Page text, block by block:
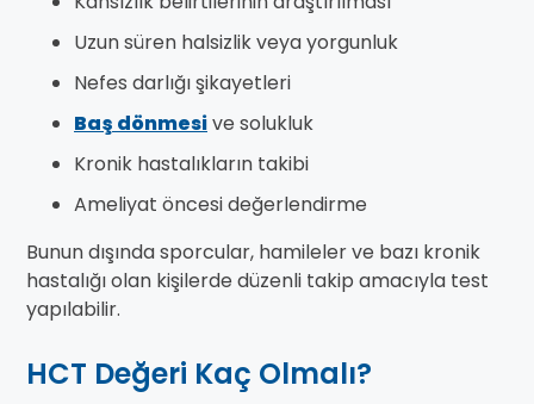
Uzun süren halsizlik veya yorgunluk
Nefes darlığı şikayetleri
Baş dönmesive solukluk
Kronik hastalıkların takibi
Ameliyat öncesi değerlendirme
Bunun dışında sporcular, hamileler ve bazı kronik
hastalığı olan kişilerde düzenli takip amacıyla test
yapılabilir.
HCT Değeri Kaç Olmalı?